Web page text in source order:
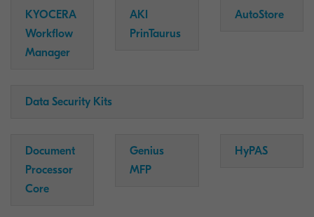
KYOCERA
Workflow
Manager
AKI
PrinTaurus
AutoStore
Data Security Kits
Document
Processor
Core
Genius
MFP
HyPAS